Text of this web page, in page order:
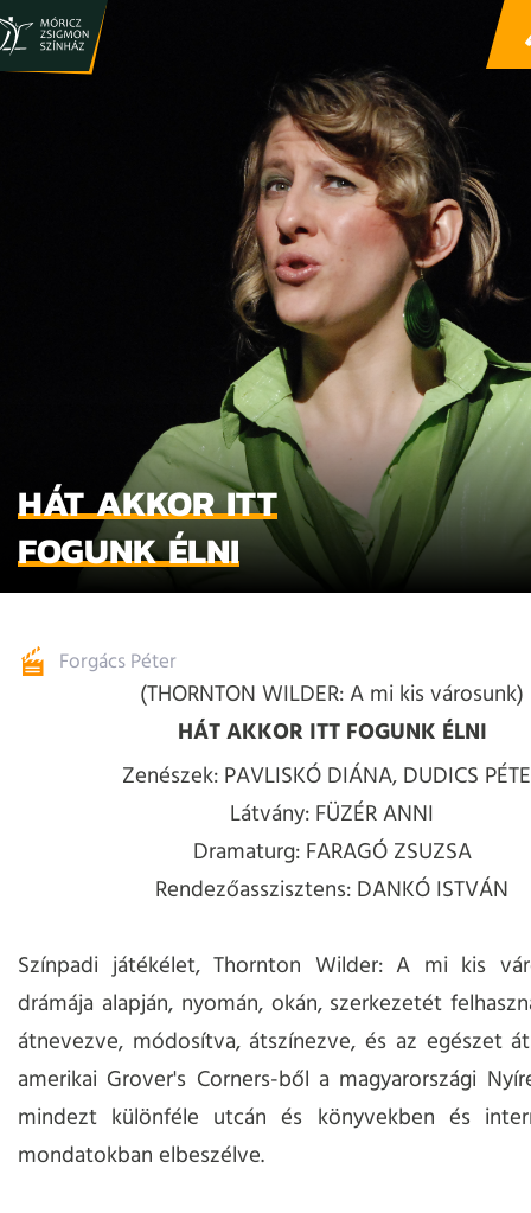
HÁT AKKOR ITT
FOGUNK ÉLNI
Forgács Péter
(THORNTON WILDER: A mi kis városunk)
HÁT AKKOR ITT FOGUNK ÉLNI
Zenészek:PAVLISKÓ DIÁNA, DUDICS
Látvány: FÜZÉR ANNI
Dramaturg: FARAGÓ ZSUZSA
Rendezőasszisztens: DANKÓ ISTVÁN
Színpadi játékélet, Thornton Wilder: A mi kis
drámája alapján, nyomán, okán, szerkezetét
átnevezve, módosítva, átszínezve, és az egészet
amerikai Grover's Corners-ből a magyarországi
mindezt különféle utcán és könyvekben és
mondatokban elbeszélve.